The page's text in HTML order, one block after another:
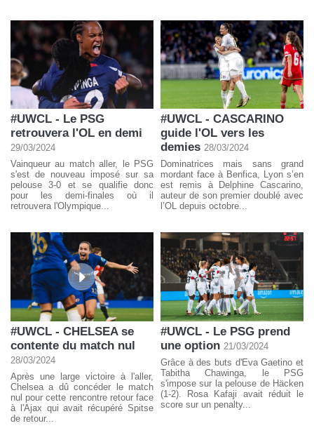
#UWCL - Le PSG
retrouvera l'OL en demi
29/03/2024
Vainqueur au match aller, le PSG
s'est de nouveau imposé sur sa
pelouse 3-0 et se qualifie donc
pour les demi-finales où il
retrouvera l'Olympique...
#UWCL - CASCARINO
guide l'OL vers les
demies 28/03/2024
Dominatrices mais sans grand
mordant face à Benfica, Lyon s’en
est remis à Delphine Cascarino,
auteur de son premier doublé avec
l’OL depuis octobre...
#UWCL - CHELSEA se
contente du match nul
28/03/2024
Après une large victoire à l'aller,
Chelsea a dû concéder le match
nul pour cette rencontre retour face
à l'Ajax qui avait récupéré Spitse
de retour...
#UWCL - Le PSG prend
une option 21/03/2024
Grâce à des buts d'Eva Gaetino et
Tabitha Chawinga, le PSG
s'impose sur la pelouse de Häcken
(1-2). Rosa Kafaji avait réduit le
score sur un penalty...